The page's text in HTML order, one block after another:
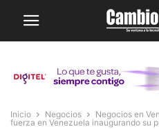
Inicio Negocios Negocios en
fuerza en Venezuela inaugurando su